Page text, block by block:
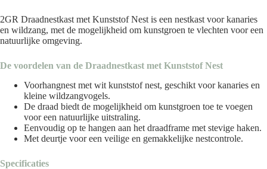
2GR Draadnestkast met Kunststof Nest is een nestkast voor kanaries
en wildzang, met de mogelijkheid om kunstgroen te vlechten voor een
natuurlijke omgeving.
De voordelen van de Draadnestkast met Kunststof Nest
Voorhangnest met wit kunststof nest, geschikt voor kanaries en
kleine wildzangvogels.
De draad biedt de mogelijkheid om kunstgroen toe te voegen
voor een natuurlijke uitstraling.
Eenvoudig op te hangen aan het draadframe met stevige haken.
Met deurtje voor een veilige en gemakkelijke nestcontrole.
Specificaties